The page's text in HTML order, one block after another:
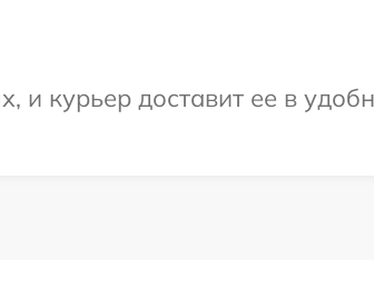
и курьер доставит ее в